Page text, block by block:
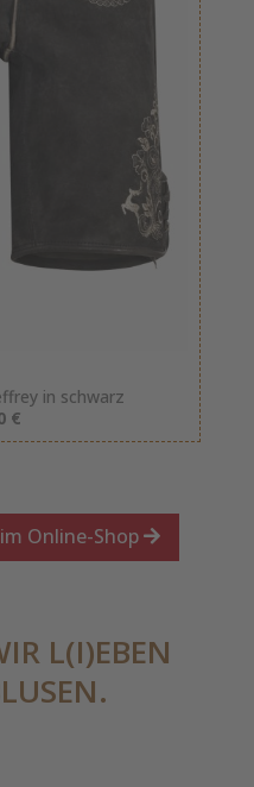
in schwarz
€
Online-Shop
L(I)EBEN